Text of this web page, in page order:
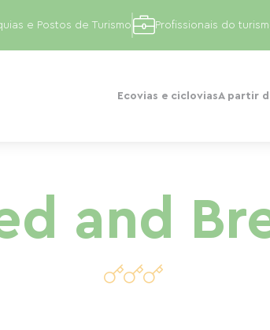
Ecovias e cicloviasA partir
e Postos de Turismo Profissionais do
and